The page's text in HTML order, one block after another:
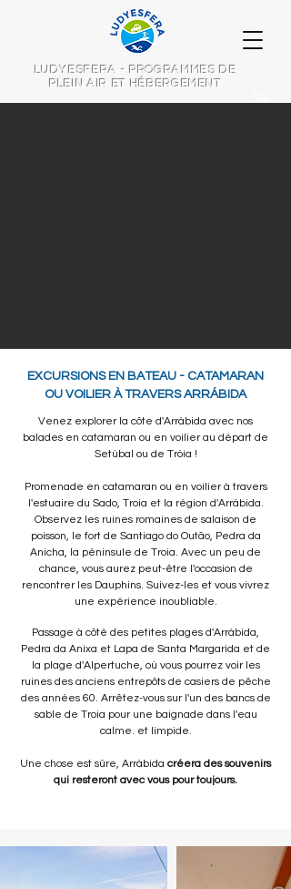
LUDYESFERA - PROGRAMMES DE
PLEIN AIR ET HÉBERGEMENT
EXCURSIONS EN BATEAU - CATAMARAN
OU VOILIER À TRAVERS ARRÁBIDA
Venez explorer la côte d'Arrábida avec nos
balades en catamaran ou en voilier au départ de
Setúbal ou de Tróia !
Promenade en catamaran ou en voilier à travers
l'estuaire du Sado, Troia et la région d'Arrábida.
Observez les ruines romaines de salaison de
poisson, le fort de Santiago do Outão, Pedra da
Anicha, la péninsule de Troia. Avec un peu de
chance, vous aurez peut-être l'occasion de
rencontrer les Dauphins. Suivez-les et vous vivrez
une expérience inoubliable.
Passage à côté des petites plages d'Arrábida,
Pedra da Anixa et Lapa de Santa Margarida et de
la plage d'Alpertuche, où vous pourrez voir les
ruines des anciens entrepôts de casiers de pêche
des années 60. Arrêtez-vous sur l'un des bancs de
sable de Troia pour une baignade dans l'eau
calme. et limpide.
Une chose est sûre, Arrábida créera des souvenirs
qui resteront avec vous pour toujours.